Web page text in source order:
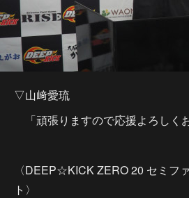
▽山﨑愛琉
「頑張りますので応援よろしく
〈DEEP☆KICK ZERO 20 セミフ
ト〉